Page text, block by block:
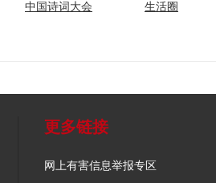
中国诗词大会 生活圈
更多链接
网上有害信息举报专区